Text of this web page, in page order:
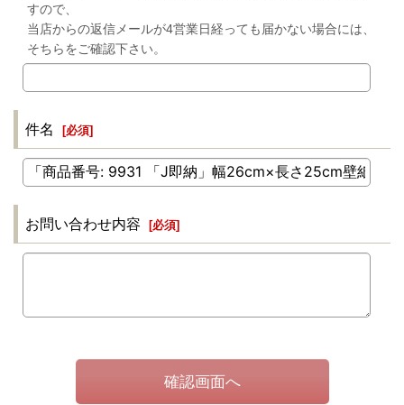
すので、
当店からの返信メールが4営業日経っても届かない場合には、
そちらをご確認下さい。
件名 [必須]
お問い合わせ内容 [必須]
確認画面へ